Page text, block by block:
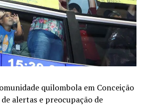
quilombola em Conceição
alertas e preocupação de